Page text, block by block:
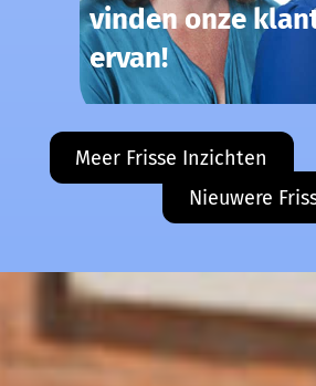
vinden onze
ervan!
Meer Frisse Inzichten
Nieuwere